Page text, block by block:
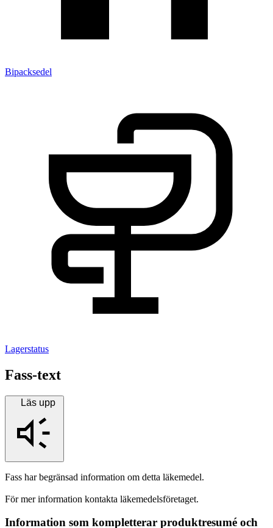
Bipacksedel
Lagerstatus
Fass-text
Läs upp
Fass har begränsad information om detta läkemedel.
För mer information kontakta läkemedelsföretaget.
Information som kompletterar produktresumé och